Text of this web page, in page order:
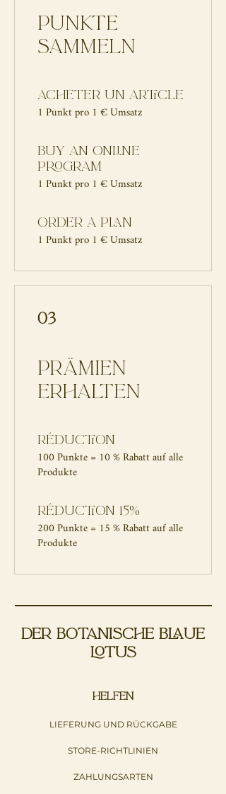
Punkte
sammeln
Acheter un article
1 Punkt pro 1 € Umsatz
Buy an online
program
1 Punkt pro 1 € Umsatz
Order a plan
1 Punkt pro 1 € Umsatz
03
Prämien
erhalten
Réduction
100 Punkte = 10 % Rabatt auf alle
Produkte
Réduction 15%
200 Punkte = 15 % Rabatt auf alle
Produkte
DER BOTANISCHE BLAUE
LOTUS
HELFEN
LIEFERUNG UND RÜCKGABE
STORE-RICHTLINIEN
ZAHLUNGSARTEN